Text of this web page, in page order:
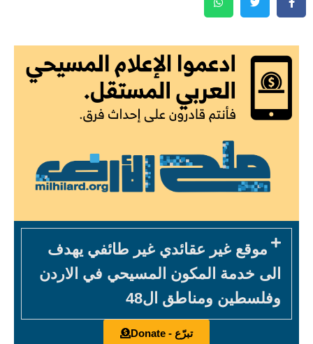
موقع غير عقائدي غير طائفي يهدف
الى خدمة المكون المسيحي في الاردن
وفلسطين ومناطق ال48
تبرّع - Donate